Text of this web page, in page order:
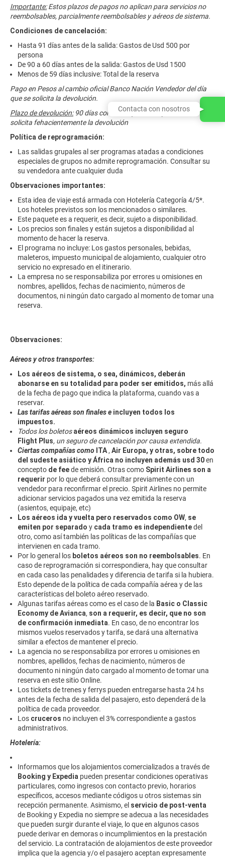
Importante:Estos plazos de pagos no aplican para servicios no
reembolsables, parcialmente reembolsables y aéreos de sistema.
Condiciones de cancelación:
Hasta 91 días antes de la salida: Gastos de Usd 500 por
persona
De 90 a 60 días antes de la salida: Gastos de Usd 1500
Menos de 59 días inclusive: Total de la reserva
Pago en Pesos al cambio oficial Banco Nación Vendedor del día
que se solicita la devolución.
Plazo de devolución:90 días corridos a partir de que el cliente
solicita fehacientemente la devolución
Política de reprogramación:
Las salidas grupales al ser programas atadas a condiciones
especiales de grupos no admite reprogramación. Consultar su
su vendedora ante cualquier duda
Observaciones importantes:
Esta idea de viaje está armada con Hotelería Categoría 4/5*.
Los hoteles previstos son los mencionados o similares.
Este paquete es a requerir, es decir, sujeto a disponibilidad.
Los precios son finales y están sujetos a disponibilidad al
momento de hacer la reserva.
El programa no incluye: Los gastos personales, bebidas,
maleteros, impuesto municipal de alojamiento, cualquier otro
servicio no expresado en el itinerario.
La empresa no se responsabiliza por errores u omisiones en
nombres, apellidos, fechas de nacimiento, números de
documentos, ni ningún dato cargado al momento de tomar una
reserva.
Observaciones:
Aéreos y otros transportes:
Los aéreos de sistema, o sea, dinámicos, deberán
abonarse en su totalidad para poder ser emitidos, más allá
de la fecha de pago que indica la plataforma, cuando vas a
reservar.
Las tarifas aéreas son finales e incluyen todos los
impuestos.
Todos los boletosaéreos dinámicos incluyen seguro
Flight Plus, un seguro de cancelación por causa extendida.
Ciertas compañías como ITA, Air Europa, y otras, sobre todo
del sudeste asiático y África no incluyen además usd 30en
concepto de feede emisión. Otras como Spirit Airlines son a
requerir por lo que deberá consultar previamente con un
vendedor para reconfirmar el precio. Spirit Airlines no permite
adicionar servicios pagados una vez emitida la reserva
(asientos, equipaje, etc)
Los aéreos ida y vuelta pero reservados como OW, se
emiten por separado y cada tramo es independientedel
otro, como así también las políticas de las compañías que
intervienen en cada tramo.
Por lo general los boletos aéreos son no reembolsables. En
caso de reprogramación si correspondiera, hay que consultar
en cada caso las penalidades y diferencia de tarifa si la hubiera.
Esto depende de la política de cada compañía aérea y de las
características del boleto aéreo reservado.
Algunas tarifas aéreas como es el caso de la Basic o Classic
Economy de Avianca, son a requerir, es decir, que no son
de confirmación inmediata. En caso, de no encontrar los
mismos vuelos reservados y tarifa, se dará una alternativa
similar a efectos de mantener el precio.
La agencia no se responsabiliza por errores u omisiones en
nombres, apellidos, fechas de nacimiento, números de
documento ni ningún dato cargado al momento de tomar una
reserva en este sitio Online.
Los tickets de trenes y ferrys pueden entregarse hasta 24 hs
antes de la fecha de salida del pasajero, esto dependerá de la
política de cada proveedor.
Los cruceros no incluyen el 3% correspondiente a gastos
administrativos.
Hotelería:
Informamos que los alojamientos comercializados a través de
Booking y Expedia pueden presentar condiciones operativas
particulares, como ingresos con contacto previo, horarios
específicos, accesos mediante códigos u otros sistemas sin
recepción permanente. Asimismo, el servicio de post-venta
de Booking y Expedia no siempre se adecua a las necesidades
que pueden surgir durante el viaje, lo que en algunos casos
puede derivar en demoras o incumplimientos en la prestación
del servicio. La contratación de alojamientos de este proveedor
implica que la agencia y/o el pasajero aceptan expresamente
Contacta con nosotros